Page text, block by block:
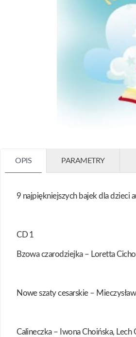
OPIS PARAMETRY
9 najpiękniejszych bajek dla dzieci
CD 1
Bzowa czarodziejka – Loretta
Nowe szaty cesarskie –
Calineczka – Iwona Choińska,